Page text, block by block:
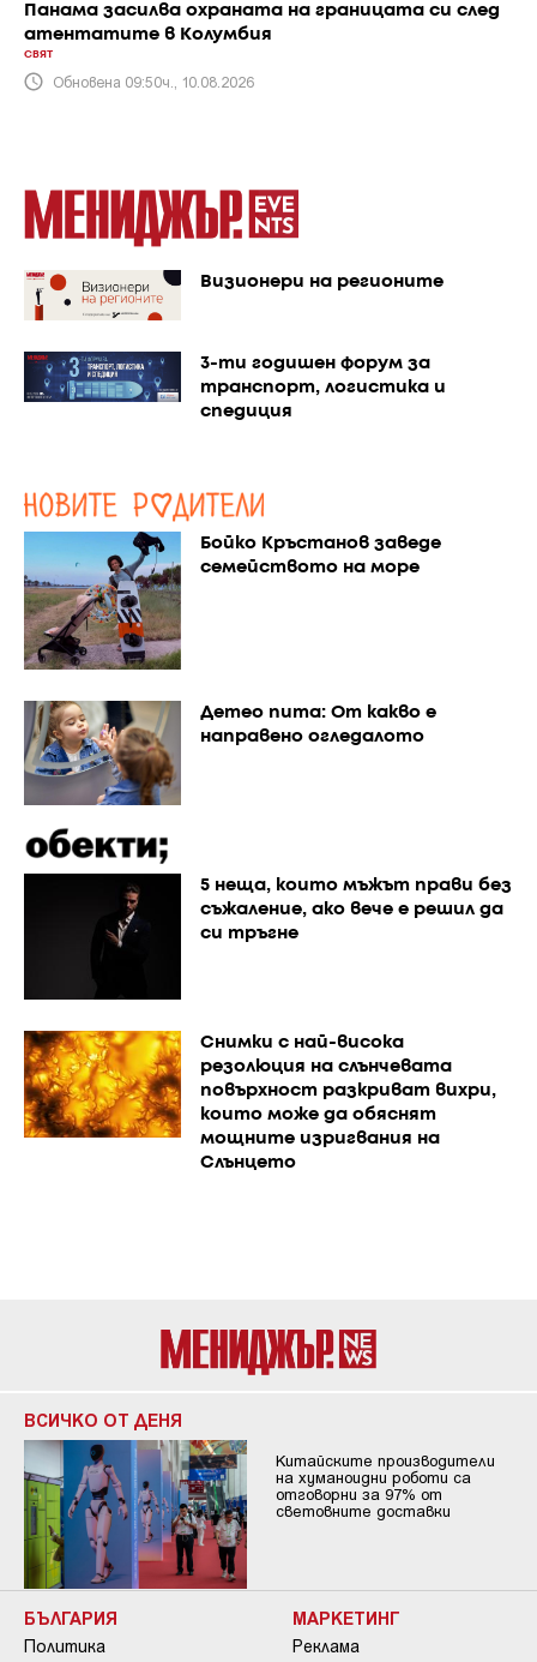
Панама засилва охраната на границата си след
атентатите в Колумбия
СВЯТ
Обновена 09:50ч., 10.08.2026
Визионери на регионите
3-ти годишен форум за
транспорт, логистика и
спедиция
Бойко Кръстанов заведе
семейството на море
Детео пита: От какво е
направено огледалото
5 неща, които мъжът прави без
съжаление, ако вече е решил да
си тръгне
Снимки с най-висока
резолюция на слънчевата
повърхност разкриват вихри,
които може да обяснят
мощните изригвания на
Слънцето
ВСИЧКО ОТ ДЕНЯ
Китайските производители
на хуманоидни роботи са
отговорни за 97% от
световните доставки
БЪЛГАРИЯ
Политика
МАРКЕТИНГ
Реклама